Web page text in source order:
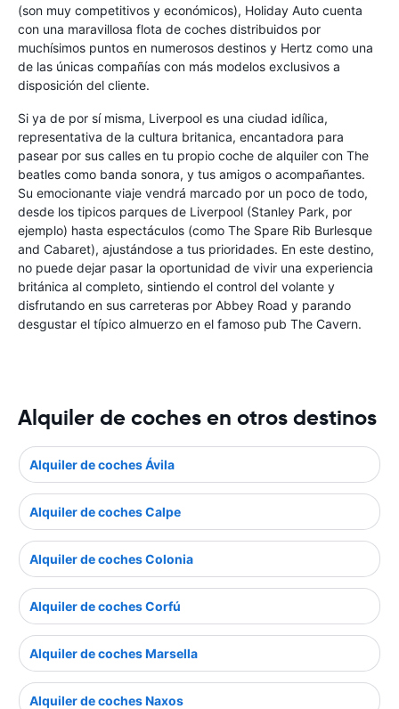
(son muy competitivos y económicos), Holiday Auto cuenta
con una maravillosa flota de coches distribuidos por
muchísimos puntos en numerosos destinos y Hertz como una
de las únicas compañías con más modelos exclusivos a
disposición del cliente.
Si ya de por sí misma, Liverpool es una ciudad idílica,
representativa de la cultura britanica, encantadora para
pasear por sus calles en tu propio coche de alquiler con The
beatles como banda sonora, y tus amigos o acompañantes.
Su emocionante viaje vendrá marcado por un poco de todo,
desde los tipicos parques de Liverpool (Stanley Park, por
ejemplo) hasta espectáculos (como The Spare Rib Burlesque
and Cabaret), ajustándose a tus prioridades. En este destino,
no puede dejar pasar la oportunidad de vivir una experiencia
británica al completo, sintiendo el control del volante y
disfrutando en sus carreteras por Abbey Road y parando
desgustar el típico almuerzo en el famoso pub The Cavern.
Alquiler de coches en otros destinos
Alquiler de coches Ávila
Alquiler de coches Calpe
Alquiler de coches Colonia
Alquiler de coches Corfú
Alquiler de coches Marsella
Alquiler de coches Naxos